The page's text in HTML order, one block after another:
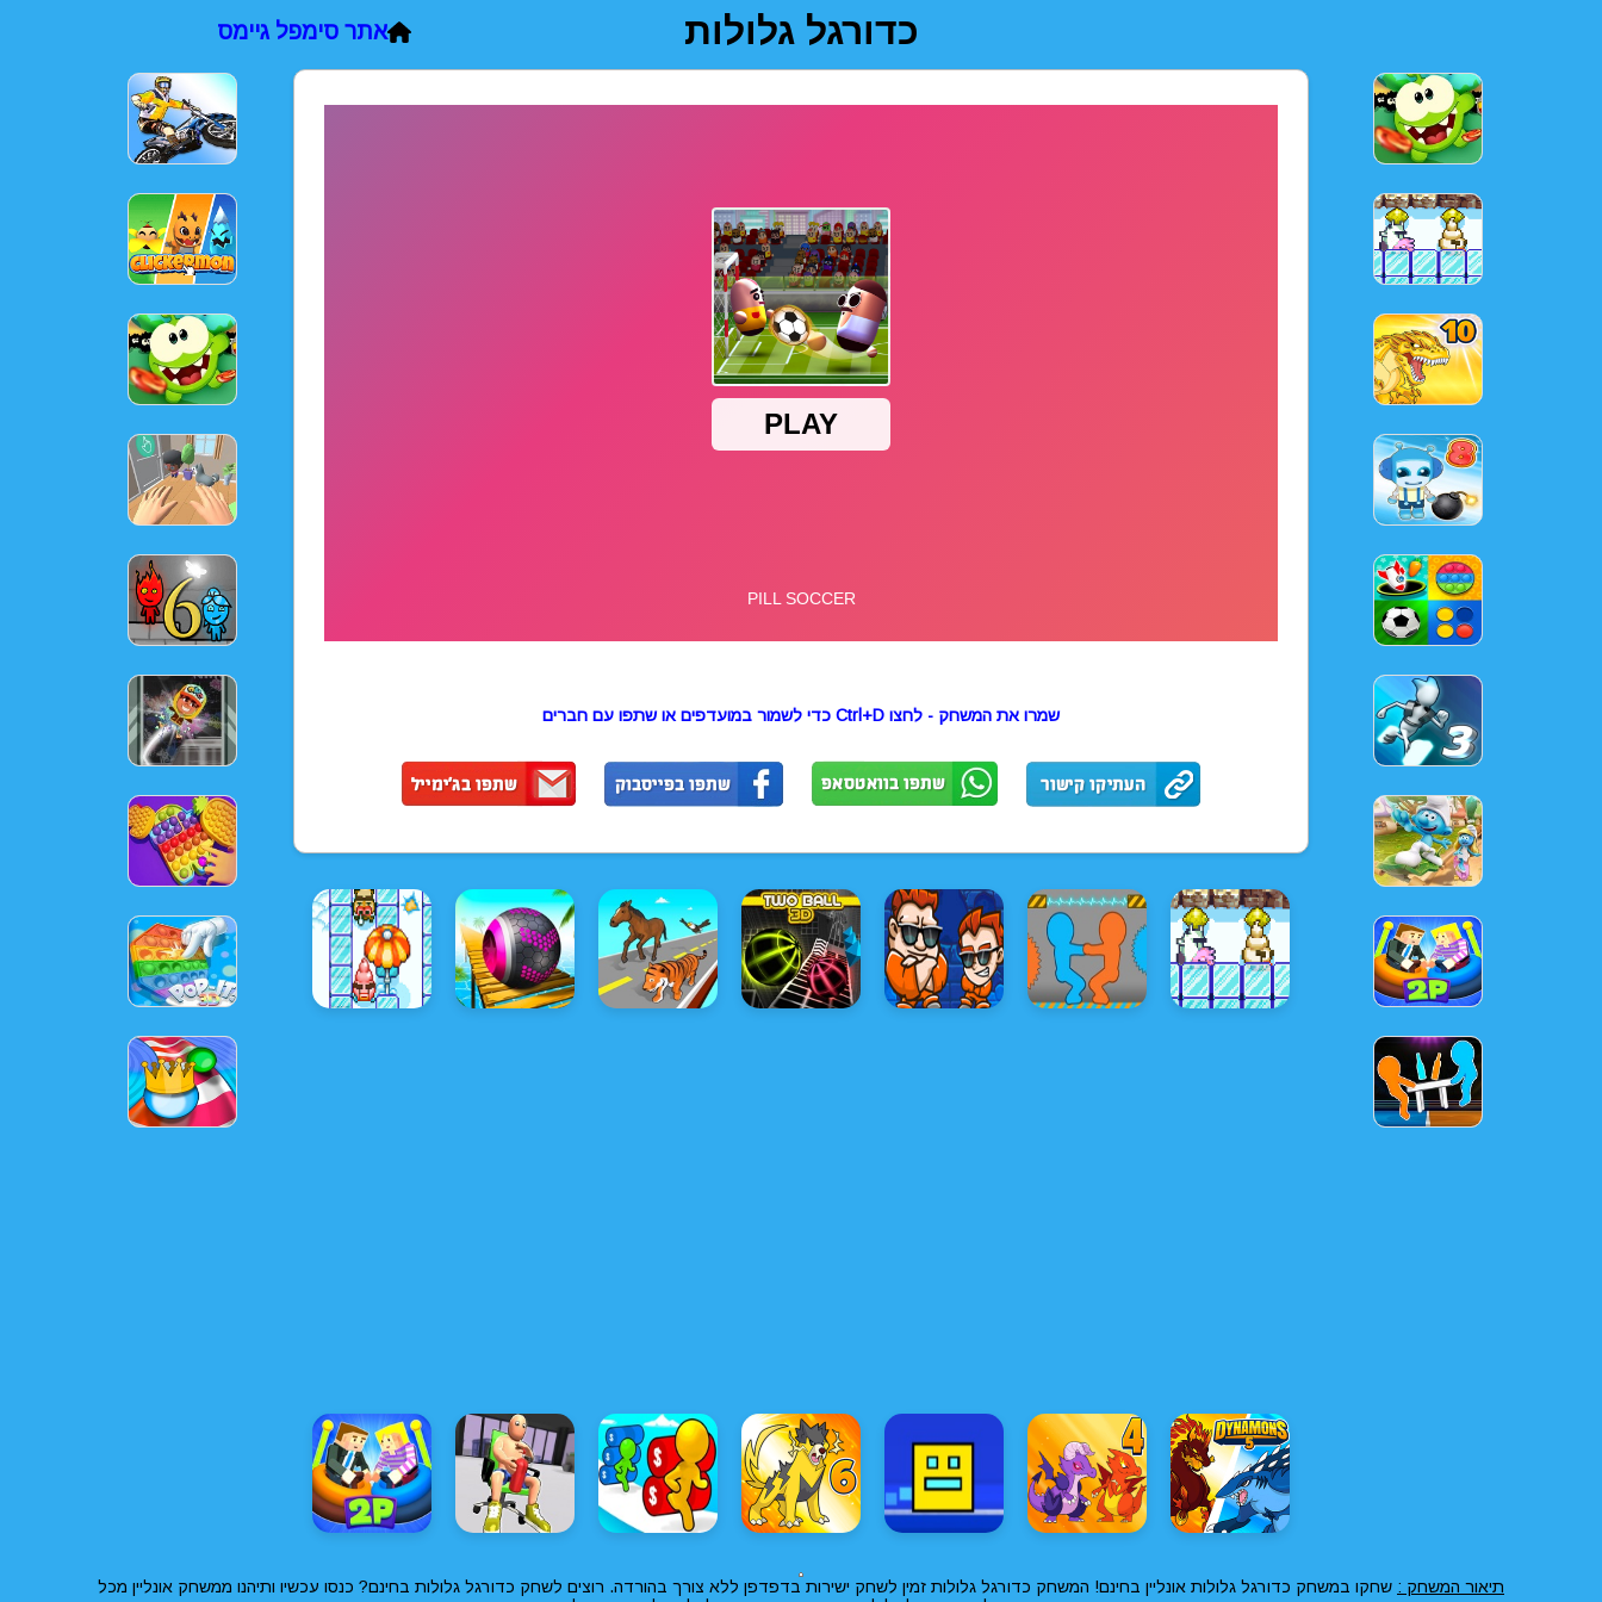
כדורגל גלולות אתר סימפל גיימס
שמרו את המשחק - לחצו Ctrl+D כדי לשמור במועדפים או שתפו עם חברים
תיאור המשחק : שחקו במשחק כדורגל גלולות אונליין בחינם! המשחק כדורגל גלולות זמין לשחק ישירות בדפדפן ללא צורך בהורדה. רוצים לשחק כדורגל גלולות בחינם? כנסו עכשיו ותיהנו ממשחק אונליין מכל